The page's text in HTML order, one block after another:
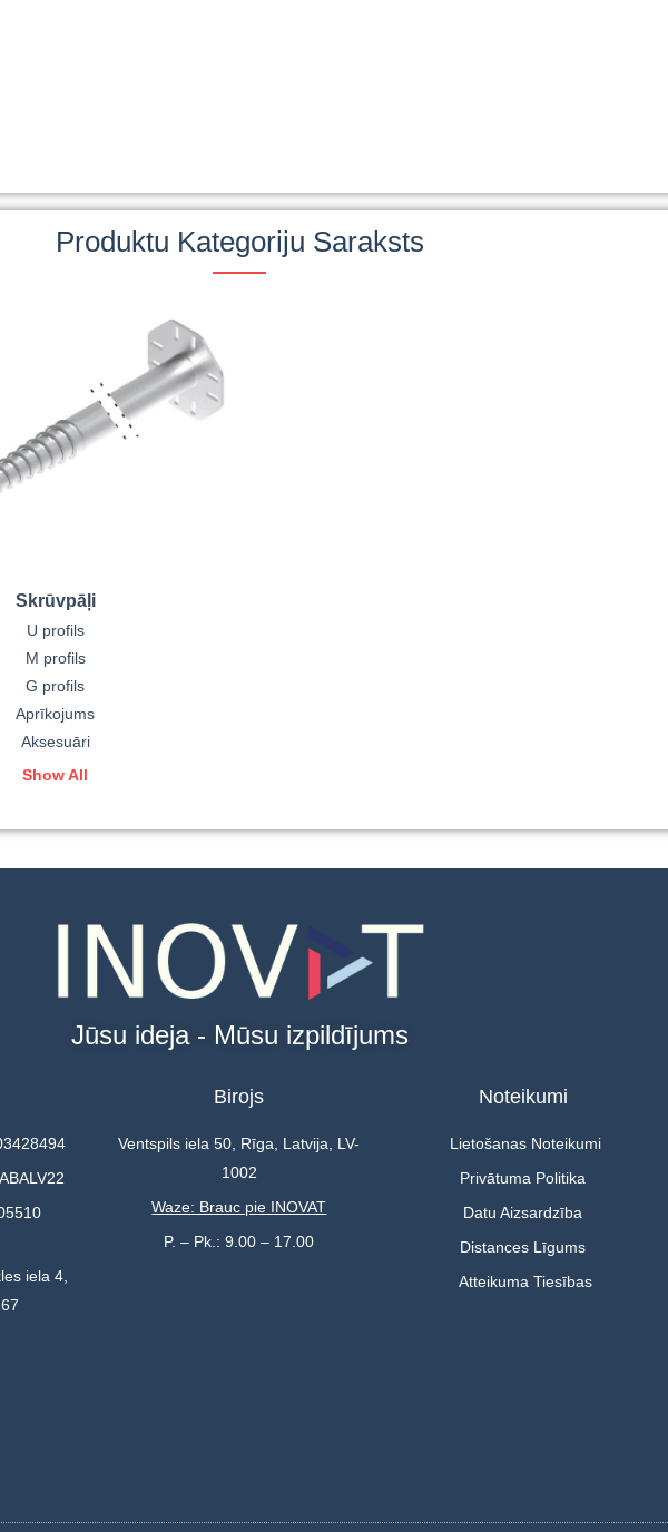
Produktu Kategoriju Saraksts
Skrūvpāļi
U profils
M profils
G profils
Aprīkojums
Aksesuāri
Show All
Jūsu ideja - Mūsu izpildījums
iela 4,
Birojs
Ventspils iela 50, Rīga, Latvija, LV-
1002
Waze: Brauc pie INOVAT
P. – Pk.: 9.00 – 17.00
Noteikumi
Lietošanas Noteikumi
Privātuma Politika
Datu Aizsardzība
Distances Līgums
Atteikuma Tiesības